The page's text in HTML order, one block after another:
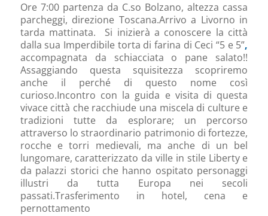
Ore 7:00 partenza da C.so Bolzano, altezza cassa
parcheggi, direzione Toscana.Arrivo a Livorno in
tarda mattinata.
Si inizierà a conoscere la città
dalla sua Imperdibile torta di farina di Ceci “5 e 5”,
accompagnata da schiacciata o pane salato!!
Assaggiando questa squisitezza scopriremo
anche il perché di questo nome così
curioso.Incontro con la guida e visita di questa
vivace città che racchiude una miscela di culture e
tradizioni tutte da esplorare; un percorso
attraverso lo straordinario patrimonio di fortezze,
rocche e torri medievali, ma anche di un bel
lungomare, caratterizzato da ville in stile Liberty e
da palazzi storici che hanno ospitato personaggi
illustri da tutta Europa nei secoli
passati.Trasferimento in hotel, cena e
pernottamento